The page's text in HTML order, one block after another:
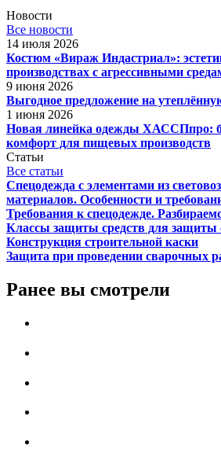
Новости
Все новости
14 июля 2026
Костюм «Вираж Индастриал»:
производствах с агрессивными
9 июня 2026
Выгодное предложение на
1 июня 2026
Новая линейка одежды ХАССПпро:
комфорт для пищевых производств
Статьи
Все статьи
Спецодежда с элементами из
материалов. Особенности и
Требования к спецодежде.
Классы защиты средств для защиты
Конструкция строительной каски
Защита при проведении сварочных
Ранее вы смотрели